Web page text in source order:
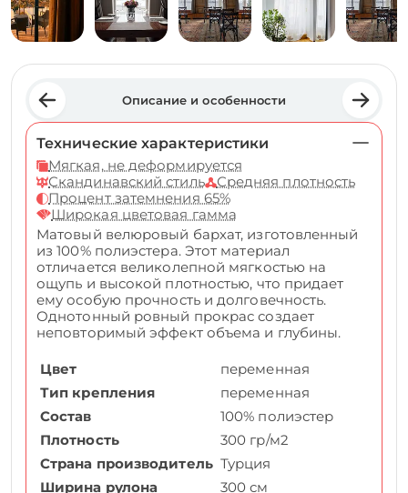
Описание и особенности
Технические характеристики
Мягкая, не деформируется
Скандинавский стиль
Средняя плотность
Процент затемнения 65%
Широкая цветовая гамма
Матовый велюровый бархат, изготовленный
из 100% полиэстера. Этот материал
отличается великолепной мягкостью на
ощупь и высокой плотностью, что придает
ему особую прочность и долговечность.
Однотонный ровный прокрас создает
неповторимый эффект объема и глубины.
Цвет
переменная
Тип крепления
переменная
Состав
100% полиэстер
Плотность
300 гр/м2
Страна производитель Турция
Ширина рулона
300 см